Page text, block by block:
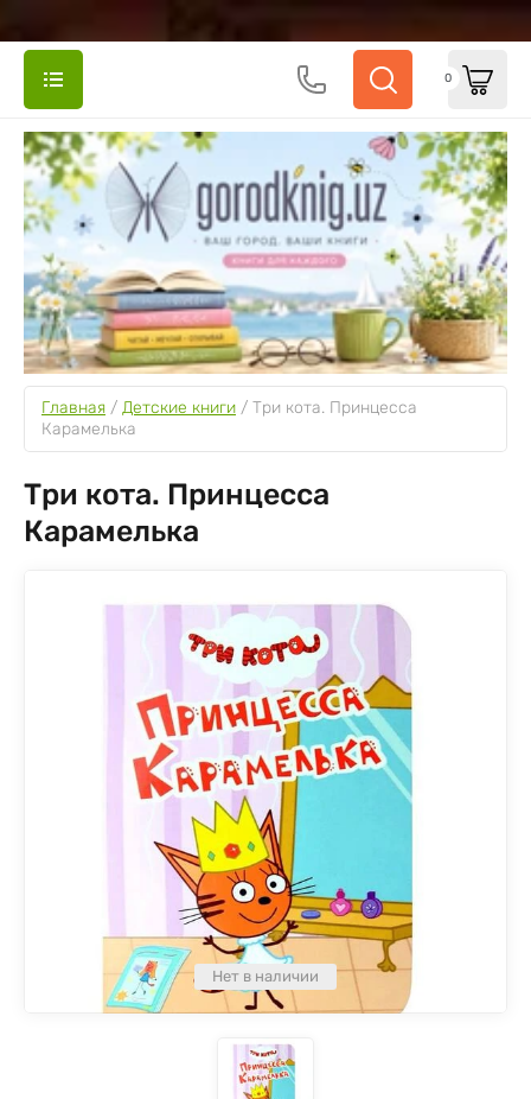
0
Главная / Детские книги / Три кота. Принцесса
Карамелька
Три кота. Принцесса
Карамелька
Нет в наличии